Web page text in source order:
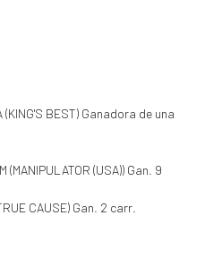
(KING'S BEST) Ganadora de una
(MANIPULATOR (USA)) Gan. 9
CAUSE) Gan. 2 carr.